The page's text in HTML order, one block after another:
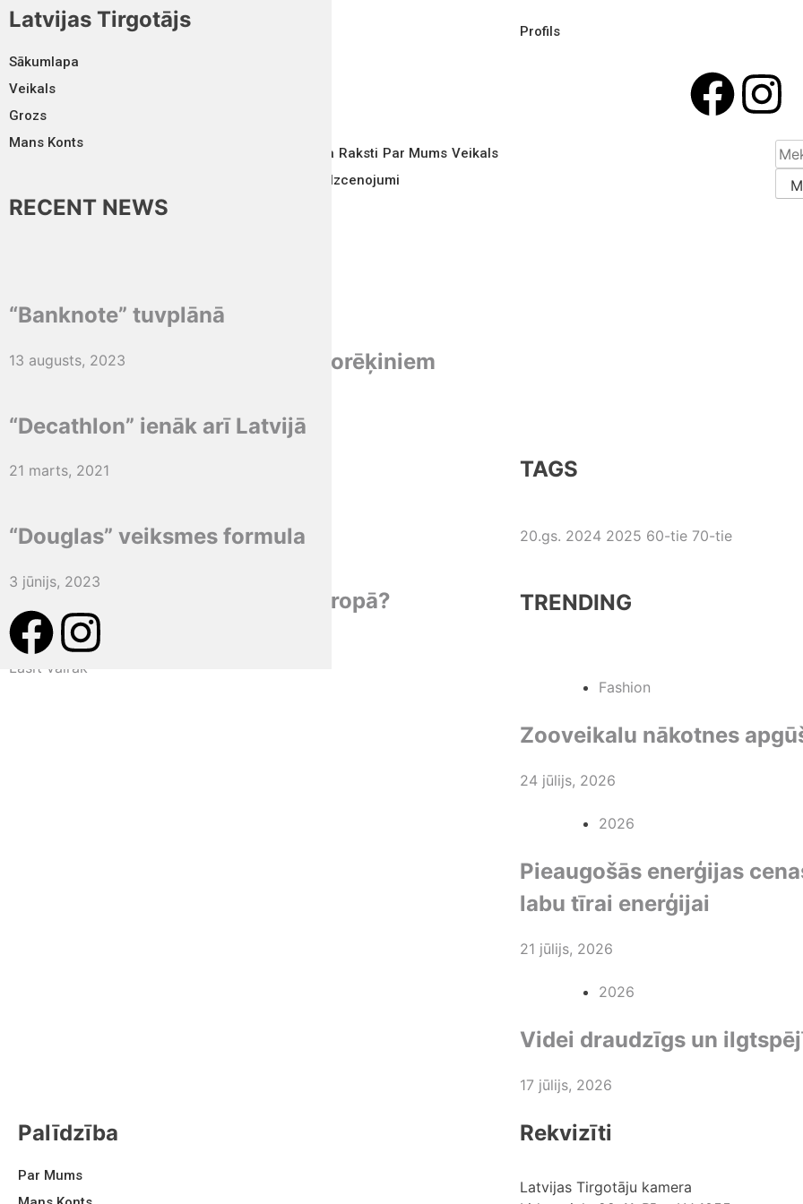
Aug 05, 2026 Profils
ABONĒT
Latvijas Tirgotājs
Sākumlapa
Veikals
Grozs
Mans Konts
RECENT NEWS
“Banknote” tuvplānā
13 augusts, 2023
“Decathlon” ienāk arī Latvijā
21 marts, 2021
“Douglas” veiksmes formula
3 jūnijs, 2023
Sākumlapa Raksti Par Mums Veikals
Reklāmas Izcenojumi
9 jūnijs, 2021
Aizsargāts: Ātrākiem naudas norēķiniem
Birka: kafija
Vai Latvijas kafija ir dārgākā Eiropā?
31 janvāris, 2025
Lasīt vairāk
TAGS
20.gs. 2024 2025 60-tie 70-tie
TRENDING
Fashion
Zooveikalu nākotnes
24 jūlijs, 2026
2026
Pieaugošās enerģijas
labu tīrai enerģijai
21 jūlijs, 2026
2026
Videi draudzīgs un
17 jūlijs, 2026
Palīdzība
Par Mums
Rekvizīti
Latvijas Tirgotāju kamera